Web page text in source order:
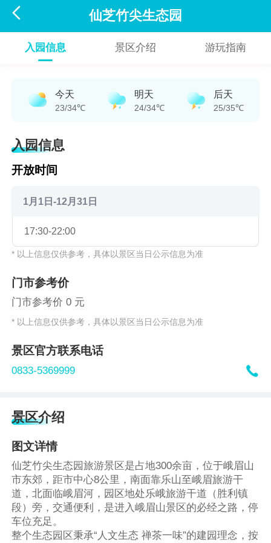
 仙芝竹尖生态园
入园信息 景区介绍 游玩指南
今天
23/34℃
明天
24/34℃
后天
25/35℃
入园信息
开放时间
1月1日-12月31日
17:30-22:00
* 以上信息仅供参考，具体以景区当日公示信息为准
门市参考价
门市参考价 0 元
* 以上信息仅供参考，具体以景区当日公示信息为准
景区官方联系电话
0833-5369999 
景区介绍
图文详情
仙芝竹尖生态园旅游景区是占地300余亩，位于峨眉山
市东郊，距市中心8公里，南面靠乐山至峨眉旅游干
道，北面临峨眉河，园区地处乐峨旅游干道（胜利镇
段）旁，交通便利，是进入峨眉山景区的必经之路，停
车位充足。
整个生态园区秉承“人文生态 禅茶一味”的建园理念，按